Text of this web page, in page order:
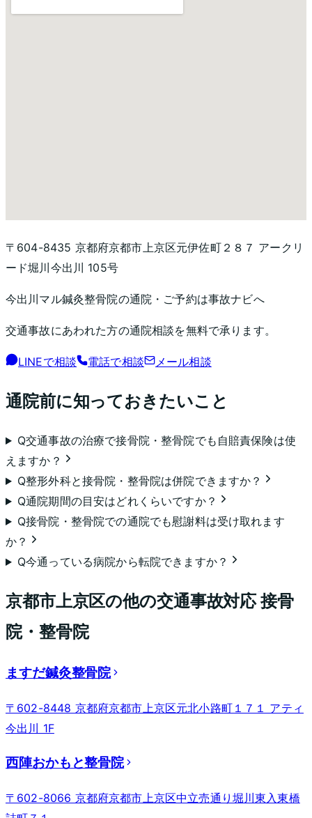
〒604-8435 京都府京都市上京区元伊佐町２８７ アークリ
ード堀川今出川 105号
今出川マル鍼灸整骨院の通院・ご予約は事故ナビへ
交通事故にあわれた方の通院相談を無料で承ります。
LINEで相談 電話で相談 メール相談
通院前に知っておきたいこと
Q交通事故の治療で接骨院・整骨院でも自賠責保険は使
えますか？
Q整形外科と接骨院・整骨院は併院できますか？
Q通院期間の目安はどれくらいですか？
Q接骨院・整骨院での通院でも慰謝料は受け取れます
か？
Q今通っている病院から転院できますか？
京都市上京区の他の交通事故対応 接骨
院・整骨院
ますだ鍼灸整骨院
〒602-8448 京都府京都市上京区元北小路町１７１ アティ
今出川 1F
西陣おかもと整骨院
〒602-8066 京都府京都市上京区中立売通り堀川東入東橋